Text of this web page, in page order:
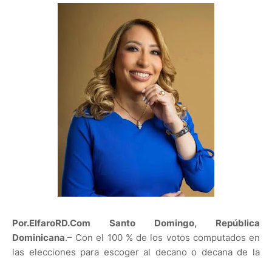
Por.ElfaroRD.Com Santo Domingo, República
Dominicana.– Con el 100 % de los votos computados en
las elecciones para escoger al decano o decana de la